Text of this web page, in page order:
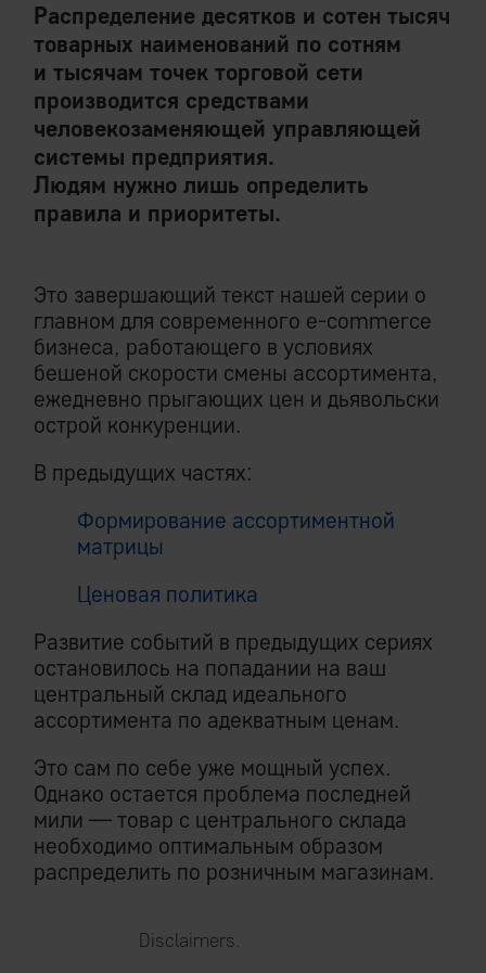
Распределение десятков и сотен тысяч
товарных наименований по сотням
и тысячам точек торговой сети
производится средствами
человекозаменяющей управляющей
системы предприятия.
Людям нужно лишь определить
правила и приоритеты.
Это завершающий текст нашей серии о
главном для современного e-commerce
бизнеса, работающего в условиях
бешеной скорости смены ассортимента,
ежедневно прыгающих цен и дьявольски
острой конкуренции.
В предыдущих частях:
Формирование ассортиментной
матрицы
Ценовая политика
Развитие событий в предыдущих сериях
остановилось на попадании на ваш
центральный склад идеального
ассортимента по адекватным ценам.
Это сам по себе уже мощный успех.
Однако остается проблема последней
мили — товар с центрального склада
необходимо оптимальным образом
распределить по розничным магазинам.
Disclaimers.